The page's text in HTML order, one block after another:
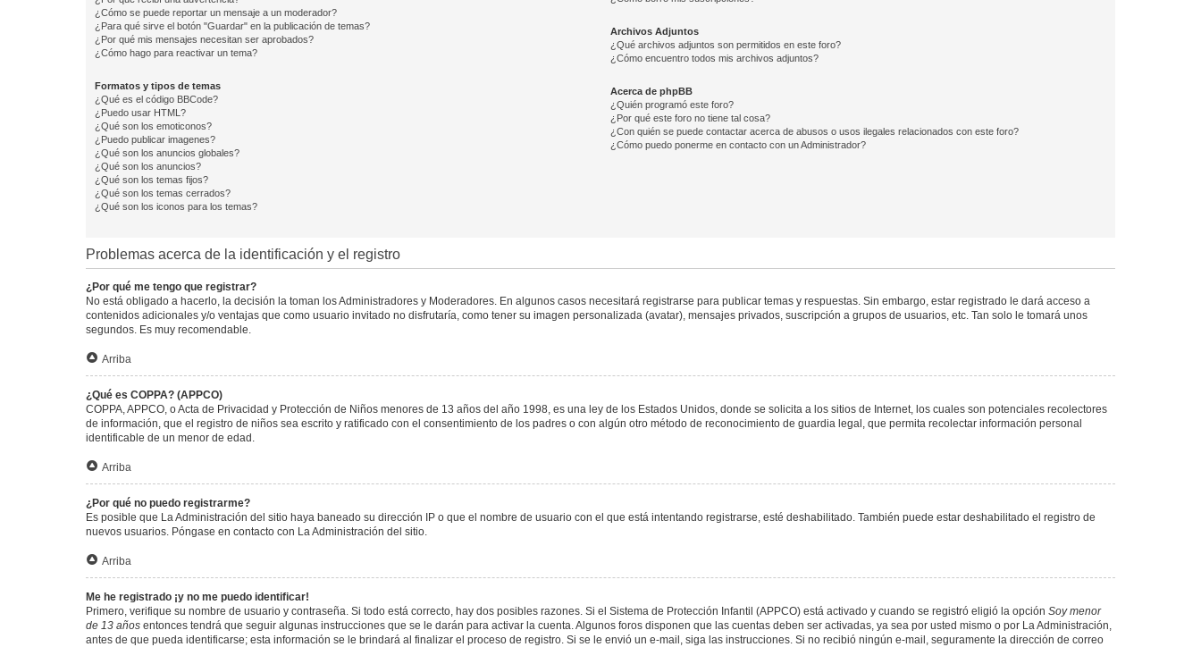
¿Cómo se puede reportar un mensaje a un moderador?
¿Para qué sirve el botón "Guardar" en la publicación de temas?
¿Por qué mis mensajes necesitan ser aprobados?
¿Cómo hago para reactivar un tema?
Formatos y tipos de temas
¿Qué es el código BBCode?
¿Puedo usar HTML?
¿Qué son los emoticonos?
¿Puedo publicar imagenes?
¿Qué son los anuncios globales?
¿Qué son los anuncios?
¿Qué son los temas fijos?
¿Qué son los temas cerrados?
¿Qué son los iconos para los temas?
Archivos Adjuntos
¿Qué archivos adjuntos son permitidos en este foro?
¿Cómo encuentro todos mis archivos adjuntos?
Acerca de phpBB
¿Quién programó este foro?
¿Por qué este foro no tiene tal cosa?
¿Con quién se puede contactar acerca de abusos o usos ilegales relacionados con este foro?
¿Cómo puedo ponerme en contacto con un Administrador?
Problemas acerca de la identificación y el registro
¿Por qué me tengo que registrar?
No está obligado a hacerlo, la decisión la toman los Administradores y Moderadores. En algunos casos necesitará registrarse para publicar temas y respuestas. Sin embargo, estar registrado le dará acceso a
contenidos adicionales y/o ventajas que como usuario invitado no disfrutaría, como tener su imagen personalizada (avatar), mensajes privados, suscripción a grupos de usuarios, etc. Tan solo le tomará unos
segundos. Es muy recomendable.
Arriba
¿Qué es COPPA? (APPCO)
COPPA, APPCO, o Acta de Privacidad y Protección de Niños menores de 13 años del año 1998, es una ley de los Estados Unidos, donde se solicita a los sitios de Internet, los cuales son potenciales recolectores
de información, que el registro de niños sea escrito y ratificado con el consentimiento de los padres o con algún otro método de reconocimiento de guardia legal, que permita recolectar información personal
identificable de un menor de edad.
Arriba
¿Por qué no puedo registrarme?
Es posible que La Administración del sitio haya baneado su dirección IP o que el nombre de usuario con el que está intentando registrarse, esté deshabilitado. También puede estar deshabilitado el registro de
nuevos usuarios. Póngase en contacto con La Administración del sitio.
Arriba
Me he registrado ¡y no me puedo identificar!
Primero, verifique su nombre de usuario y contraseña. Si todo está correcto, hay dos posibles razones. Si el Sistema de Protección Infantil (APPCO) está activado y cuando se registró eligió la opción Soy menor
de 13 años entonces tendrá que seguir algunas instrucciones que se le darán para activar la cuenta. Algunos foros disponen que las cuentas deben ser activadas, ya sea por usted mismo o por La Administración,
antes de que pueda identificarse; esta información se le brindará al finalizar el proceso de registro. Si se le envió un e-mail, siga las instrucciones. Si no recibió ningún e-mail, seguramente la dirección de correo